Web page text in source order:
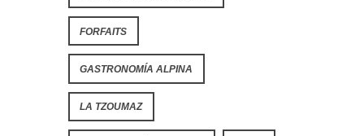
FORFAITS
GASTRONOMÍA ALPINA
LA TZOUMAZ